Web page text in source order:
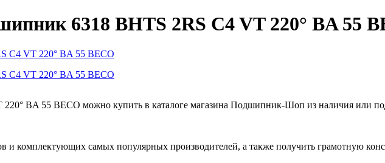
6318 BHTS 2RS C4 VT 220° BA 55
BA 55 BECO можно купить в каталоге магазина Подшипник-Шоп из наличия или
комплектующих самых популярных производителей, а также получить грамотную